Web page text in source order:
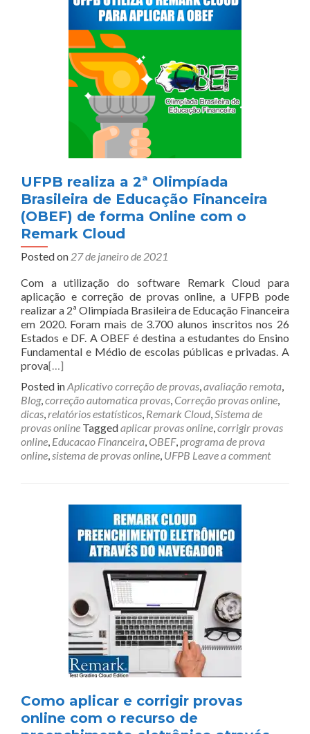
UFPB realiza a 2ª Olimpíada
Brasileira de Educação Financeira
(OBEF) de forma Online com o
Remark Cloud
Posted on 27 de janeiro de 2021
Com a utilização do software Remark Cloud para
aplicação e correção de provas online, a UFPB pode
realizar a 2ª Olimpíada Brasileira de Educação Financeira
em 2020. Foram mais de 3.700 alunos inscritos nos 26
Estados e DF. A OBEF é destina a estudantes do Ensino
Fundamental e Médio de escolas públicas e privadas. A
prova[…]
Posted inAplicativo correção de provas,avaliação remota,
Blog,correção automatica provas, Correção provas online,
dicas,relatórios estatísticos, Remark Cloud,Sistema de
provas online Taggedaplicar provas online,corrigir provas
online, Educacao Financeira, OBEF,programa de prova
online,sistema de provas online, UFPB Leave a comment
Como aplicar e corrigir provas
online com o recurso de